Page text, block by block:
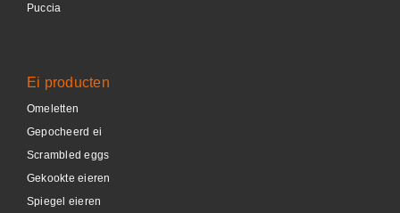
Puccia
Ei producten
Omeletten
Gepocheerd ei
Scrambled eggs
Gekookte eieren
Spiegel eieren